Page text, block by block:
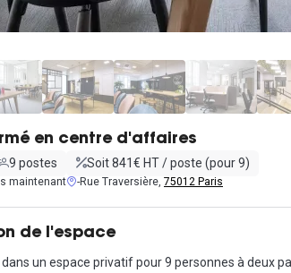
en centre d'affaires
9 postes Soit 841€ HT / poste (pour 9)
maintenant -Rue Traversière, 75012 Paris
de l'espace
un espace privatif pour 9 personnes à deux